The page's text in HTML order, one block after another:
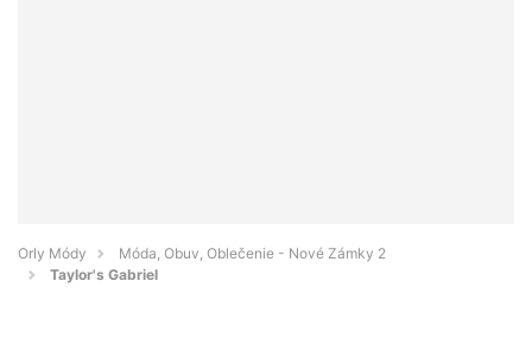
Orly Módy
Móda, Obuv, Oblečenie - Nové Zámky 2
Taylor's Gabriel